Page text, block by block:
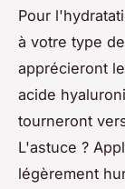
Pour
à votre type
apprécieront
acide
tourneront
L'astuce ?
légèrement